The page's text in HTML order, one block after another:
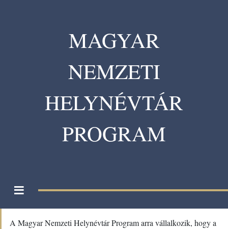
MAGYAR
NEMZETI
HELYNÉVTÁR
PROGRAM
≡
A Magyar Nemzeti Helynévtár Program arra vállalkozik, hogy a